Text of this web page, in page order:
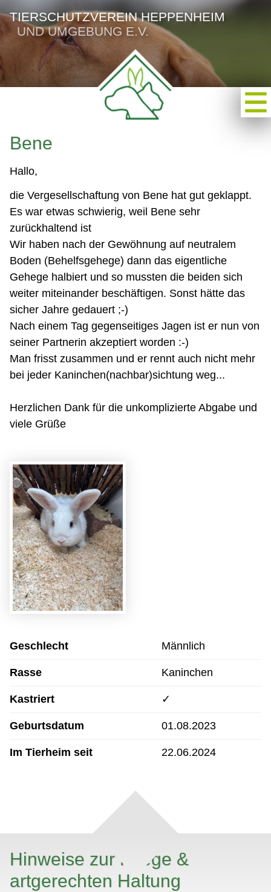
TIERSCHUTZVEREIN HEPPENHEIM
UND UMGEBUNG E.V.
Bene
Hallo,
die Vergesellschaftung von Bene hat gut geklappt.
Es war etwas schwierig, weil Bene sehr
zurückhaltend ist
Wir haben nach der Gewöhnung auf neutralem
Boden (Behelfsgehege) dann das eigentliche
Gehege halbiert und so mussten die beiden sich
weiter miteinander beschäftigen. Sonst hätte das
sicher Jahre gedauert ;-)
Nach einem Tag gegenseitiges Jagen ist er nun von
seiner Partnerin akzeptiert worden :-)
Man frisst zusammen und er rennt auch nicht mehr
bei jeder Kaninchen(nachbar)sichtung weg...
Herzlichen Dank für die unkomplizierte Abgabe und
viele Grüße
Geschlecht Männlich
Rasse Kaninchen
Kastriert ✓
Geburtsdatum 01.08.2023
Im Tierheim seit 22.06.2024
Hinweise zur Pflege &
artgerechten Haltung